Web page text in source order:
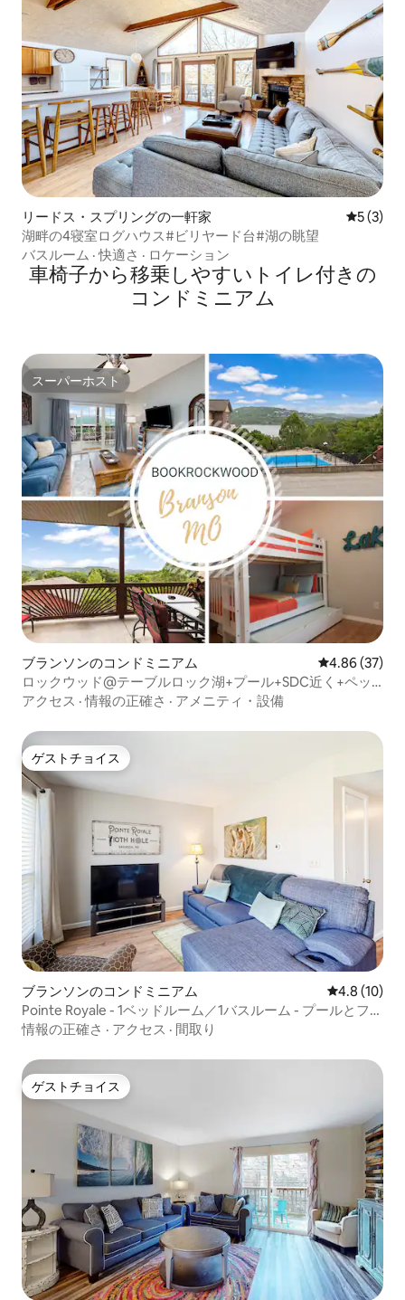
リードス・スプリングの一軒家 レビュー
5 (3)
湖畔の4寝室ログハウス#ビリヤード台#湖の眺望
バスルーム ·快適さ · ロケーション
車椅子から移乗しやすいトイレ付きの
コンドミニアム
スーパーホスト
スーパーホスト
ブランソンのコンドミニアム レビュー37
4.86 (37)
ロックウッド@テーブルロック湖+プール+SDC近く+ペッ
トOK
アクセス ·情報の正確さ · アメニティ・設備
ゲストチョイス
ゲストチョイス
ブランソンのコンドミニアム レビュー10
4.8 (10)
Pointe Royale - 1ベッドルーム／1バスルーム - プールとフィ
ットネスセンター
情報の正確さ · アクセス · 間取り
ゲストチョイス
ゲストチョイス